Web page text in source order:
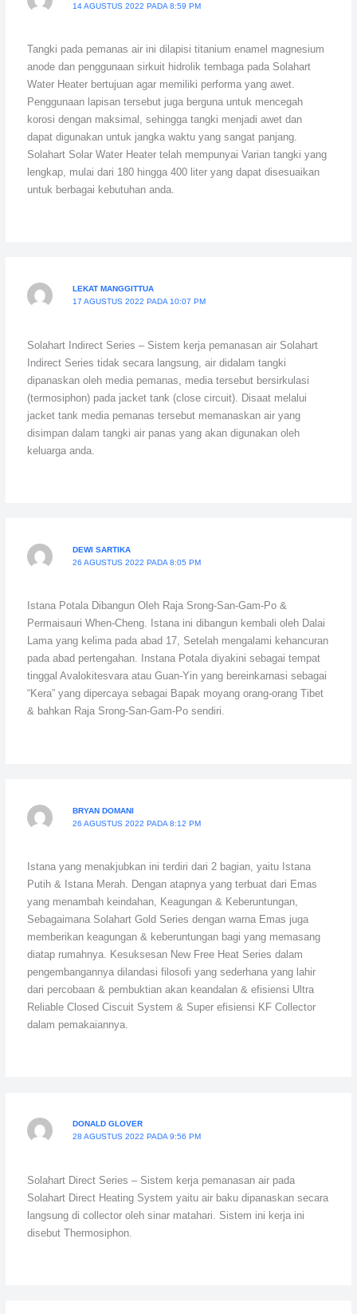
14 AGUSTUS 2022 PADA 8:59 PM
Tangki pada pemanas air ini dilapisi titanium enamel magnesium
anode dan penggunaan sirkuit hidrolik tembaga pada Solahart
Water Heater bertujuan agar memiliki performa yang awet.
Penggunaan lapisan tersebut juga berguna untuk mencegah
korosi dengan maksimal, sehingga tangki menjadi awet dan
dapat digunakan untuk jangka waktu yang sangat panjang.
Solahart Solar Water Heater telah mempunyai Varian tangki yang
lengkap, mulai dari 180 hingga 400 liter yang dapat disesuaikan
untuk berbagai kebutuhan anda.
LEKAT MANGGITTUA
17 AGUSTUS 2022 PADA 10:07 PM
Solahart Indirect Series – Sistem kerja pemanasan air Solahart
Indirect Series tidak secara langsung, air didalam tangki
dipanaskan oleh media pemanas, media tersebut bersirkulasi
(termosiphon) pada jacket tank (close circuit). Disaat melalui
jacket tank media pemanas tersebut memanaskan air yang
disimpan dalam tangki air panas yang akan digunakan oleh
keluarga anda.
DEWI SARTIKA
26 AGUSTUS 2022 PADA 8:05 PM
Istana Potala Dibangun Oleh Raja Srong-San-Gam-Po &
Permaisauri When-Cheng. Istana ini dibangun kembali oleh Dalai
Lama yang kelima pada abad 17, Setelah mengalami kehancuran
pada abad pertengahan. Instana Potala diyakini sebagai tempat
tinggal Avalokitesvara atau Guan-Yin yang bereinkarnasi sebagai
“Kera” yang dipercaya sebagai Bapak moyang orang-orang Tibet
& bahkan Raja Srong-San-Gam-Po sendiri.
BRYAN DOMANI
26 AGUSTUS 2022 PADA 8:12 PM
Istana yang menakjubkan ini terdiri dari 2 bagian, yaitu Istana
Putih & Istana Merah. Dengan atapnya yang terbuat dari Emas
yang menambah keindahan, Keagungan & Keberuntungan,
Sebagaimana Solahart Gold Series dengan warna Emas juga
memberikan keagungan & keberuntungan bagi yang memasang
diatap rumahnya. Kesuksesan New Free Heat Series dalam
pengembangannya dilandasi filosofi yang sederhana yang lahir
dari percobaan & pembuktian akan keandalan & efisiensi Ultra
Reliable Closed Ciscuit System & Super efisiensi KF Collector
dalam pemakaiannya.
DONALD GLOVER
28 AGUSTUS 2022 PADA 9:56 PM
Solahart Direct Series – Sistem kerja pemanasan air pada
Solahart Direct Heating System yaitu air baku dipanaskan secara
langsung di collector oleh sinar matahari. Sistem ini kerja ini
disebut Thermosiphon.